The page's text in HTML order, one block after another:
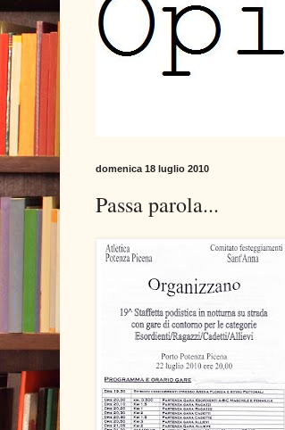
domenica 18 luglio 2010
Passa parola...